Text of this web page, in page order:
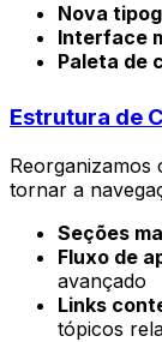
Nova
Interface
Paleta de
Estrutura de
Reorganizamos
tornar a
Seções
Fluxo de
avançado
Links
tópicos